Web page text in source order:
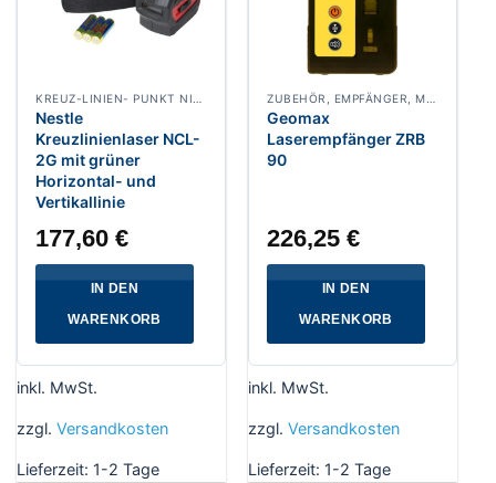
Nestle
Kreuzlinienlaser NCL-
2G mit grüner
Horizontal- und
Vertikallinie
177,60€
IN DEN
WARENKORB
inkl. MwSt.
zzgl. Versandkosten
Lieferzeit: 1-2 Tage
Geomax
Laserempfänger ZRB
90
226,25€
IN DEN
WARENKORB
inkl. MwSt.
zzgl. Versandkosten
Lieferzeit: 1-2 Tage